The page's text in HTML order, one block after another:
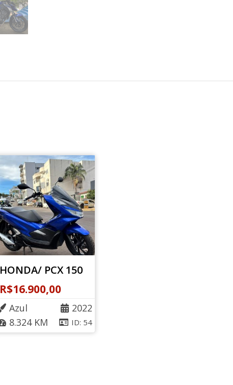
HONDA/ PCX 150
R$16.900,00
2022
Azul
ID: 54
8.324 KM